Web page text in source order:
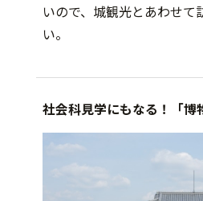
いので、城観光とあわせて
い。
社会科見学にもなる！「博